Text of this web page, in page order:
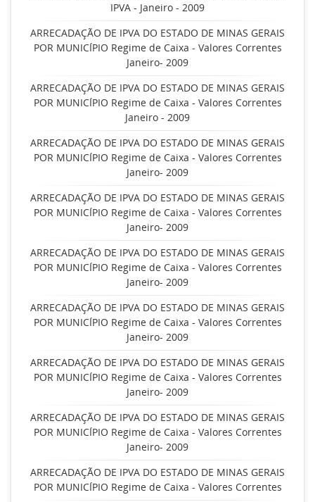
IPVA - Janeiro - 2009
ARRECADAÇÃO DE IPVA DO ESTADO DE MINAS GERAIS
POR MUNICÍPIO Regime de Caixa - Valores Correntes
Janeiro- 2009
ARRECADAÇÃO DE IPVA DO ESTADO DE MINAS GERAIS
POR MUNICÍPIO Regime de Caixa - Valores Correntes
Janeiro - 2009
ARRECADAÇÃO DE IPVA DO ESTADO DE MINAS GERAIS
POR MUNICÍPIO Regime de Caixa - Valores Correntes
Janeiro- 2009
ARRECADAÇÃO DE IPVA DO ESTADO DE MINAS GERAIS
POR MUNICÍPIO Regime de Caixa - Valores Correntes
Janeiro- 2009
ARRECADAÇÃO DE IPVA DO ESTADO DE MINAS GERAIS
POR MUNICÍPIO Regime de Caixa - Valores Correntes
Janeiro- 2009
ARRECADAÇÃO DE IPVA DO ESTADO DE MINAS GERAIS
POR MUNICÍPIO Regime de Caixa - Valores Correntes
Janeiro- 2009
ARRECADAÇÃO DE IPVA DO ESTADO DE MINAS GERAIS
POR MUNICÍPIO Regime de Caixa - Valores Correntes
Janeiro- 2009
ARRECADAÇÃO DE IPVA DO ESTADO DE MINAS GERAIS
POR MUNICÍPIO Regime de Caixa - Valores Correntes
Janeiro- 2009
ARRECADAÇÃO DE IPVA DO ESTADO DE MINAS GERAIS
POR MUNICÍPIO Regime de Caixa - Valores Correntes